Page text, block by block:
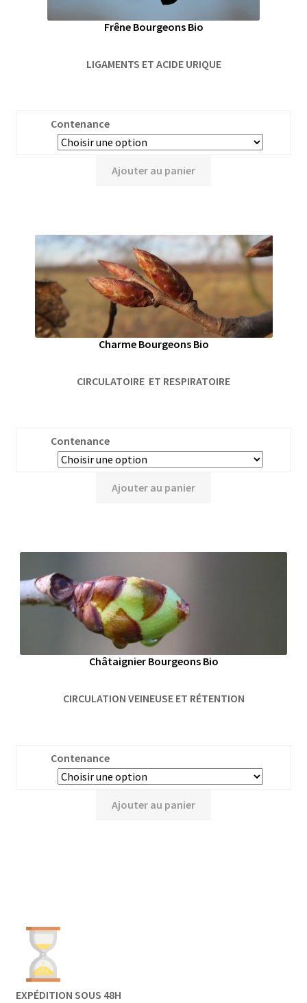
Frêne Bourgeons Bio
LIGAMENTS ET ACIDE URIQUE
Contenance
Ajouter au panier
Charme Bourgeons Bio
CIRCULATOIRE ET RESPIRATOIRE
Contenance
Ajouter au panier
Châtaignier Bourgeons Bio
CIRCULATION VEINEUSE ET RÉTENTION
Contenance
Ajouter au panier
EXPÉDITION SOUS 48H